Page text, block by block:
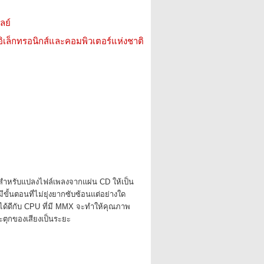
ย์
ล็กทรอนิกส์และคอมพิวเตอร์แห่งชาติ
หรับแปลงไฟล์เพลงจากแผ่น CD ให้เป็น
ขั้นตอนที่ไม่ยุ่งยากซับซ้อนแต่อย่างใด
ด้ดีกับ CPU ที่มี MMX จะทำให้คุณภาพ
กของเสียงเป็นระยะ